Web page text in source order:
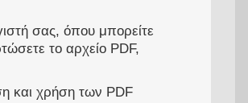
σας, όπου μπορείτε
το αρχείο PDF,
και χρήση των PDF